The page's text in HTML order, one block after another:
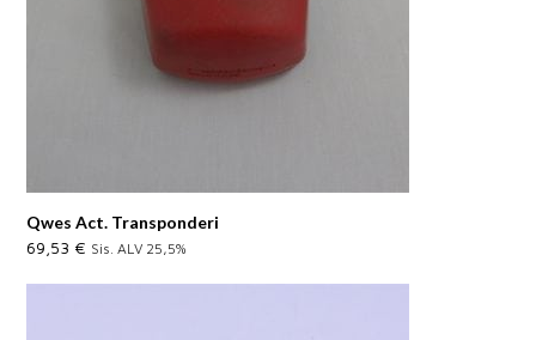
Qwes Act. Transponderi
69,53 € Sis. ALV 25,5%